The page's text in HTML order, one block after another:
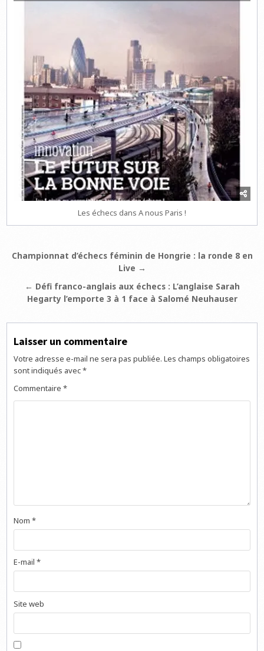
Les échecs dans A nous Paris !
Navigation
l’article
Championnat d’échecs féminin de Hongrie : la ronde 8 en
Live →
← Défi franco-anglais aux échecs : L’anglaise Sarah
Hegarty l’emporte 3 à 1 face à Salomé Neuhauser
Laisser un commentaire
Votre adresse e-mail ne sera pas publiée. Les champs obligatoires
sont indiqués avec*
Commentaire*
Nom*
E-mail*
Site web